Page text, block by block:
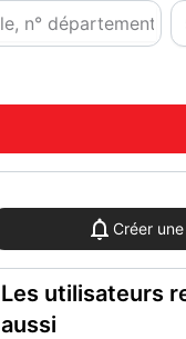
Créer
Les utilisateurs
aussi